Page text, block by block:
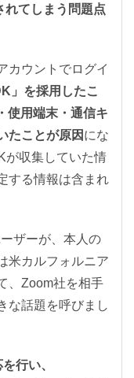
てしまう問題点
カウントでログイ
」を採用したこ
使用端末・通信キ
たことが原因 にな
が収集していた情
する情報は含まれ
ザーが、本人の
米カルフォルニア
、Zoom社を相手
な話題を呼びまし
行い、